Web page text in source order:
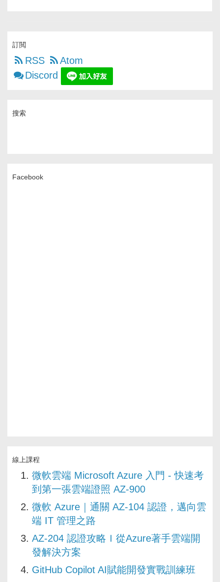
訂閲
RSS
Atom
Discord
搜索
Facebook
線上課程
微軟雲端 Microsoft Azure 入門 - 快速考
到第一張雲端證照 AZ-900
微軟 Azure｜通關 AZ-104 認證，邁向雲
端 IT 管理之路
AZ-204 認證攻略Ｉ從Azure著手雲端開
發解決方案
GitHub Copilot AI賦能開發實戰訓練班